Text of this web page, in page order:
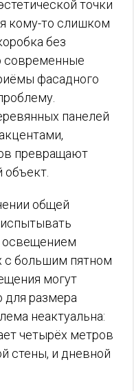
точки
кому-то слишком
без
современные
фасадного
панелей
превращают
общей
освещением
с большим пятном
могут
для размера
неактуальна:
четырёх метров
стены, и дневной